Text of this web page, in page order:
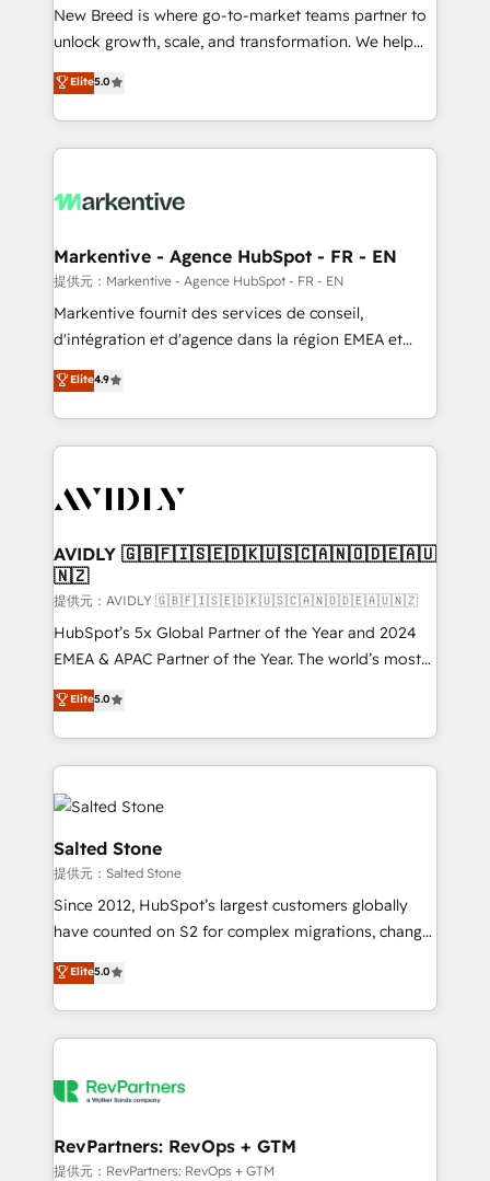
to automate growth. 🏆 Elite Excellence - 8 platform
accreditations and deep HIPAA-compliance
expertise. - A team of 250+ experts dedicated to
your resilient growth.
New Breed is where go-to-market teams partner to
unlock growth, scale, and transformation. We help
companies activate HubSpot’s AI-powered
customer platform and operationalize HubSpot’s
Loop Marketing framework through expert-led
services, smart agents, and purpose-built apps,
results, fast. ⚙️CRM & RevOps: Align all Hubs to your
🎯Demand Gen & ABM: Drive pipeline with inbound,
ABM, AEO, SEO, & paid media. 👩‍💻Web Design:
Build high-performing websites with UX, messaging,
& conversion strategy that drive results. 🤖AI
AI, & maximize AEO with tailored AI services. 🧩
Integrations: Extend HubSpot with custom
Elite5.0
Markentive - Agence HubSpot - FR - EN
提供元：Markentive - Agence HubSpot - FR - EN
Markentive fournit des services de conseil,
d'intégration et d'agence dans la région EMEA et
North America. Avec plus de 115 experts en
marketing automation, Growth, Revops, CRM et
webdesign. Markentive is both a consulting firm, a
digital agency and an integrator. With over 115
CRM and webdesign (We focus on EMEA - USA
Elite4.9
AVIDLY 🇬🇧🇫🇮🇸🇪🇩🇰🇺🇸🇨🇦🇳🇴🇩🇪🇦🇺
🇳🇿
提供元：AVIDLY 🇬🇧🇫🇮🇸🇪🇩🇰🇺🇸🇨🇦🇳🇴🇩🇪🇦🇺🇳🇿
HubSpot’s 5x Global Partner of the Year and 2024
EMEA & APAC Partner of the Year. The world’s most
experienced and fully accredited HubSpot Solutions
Partner. 🚀 With 2,750+ HubSpot projects delivered
and 370+ specialists across EMEA, APAC and NAM,
we de-risk complex CRM programmes and
accelerate ROI across every HubSpot Hub. 🧭 From
multi-region migrations to AI-powered automation,
we turn complexity into clarity, human at global
scale. 🏆 HubSpot’s CEO called us “the partner of the
future.” Others agree it is proof of trust built through
measurable impact.
Elite5.0
Salted Stone
提供元：Salted Stone
Since 2012, HubSpot’s largest customers globally
have counted on S2 for complex migrations, change
management, systems integration, and creative
solutions that deliver measurable impact and
transform brand experiences As one of the few full-
service creative agencies in the HubSpot
winning design to build scalable, globally
marketing campaigns, & RevOps frameworks that
fuel long-term success We connect the entire
Elite5.0
RevPartners: RevOps + GTM
提供元：RevPartners: RevOps + GTM